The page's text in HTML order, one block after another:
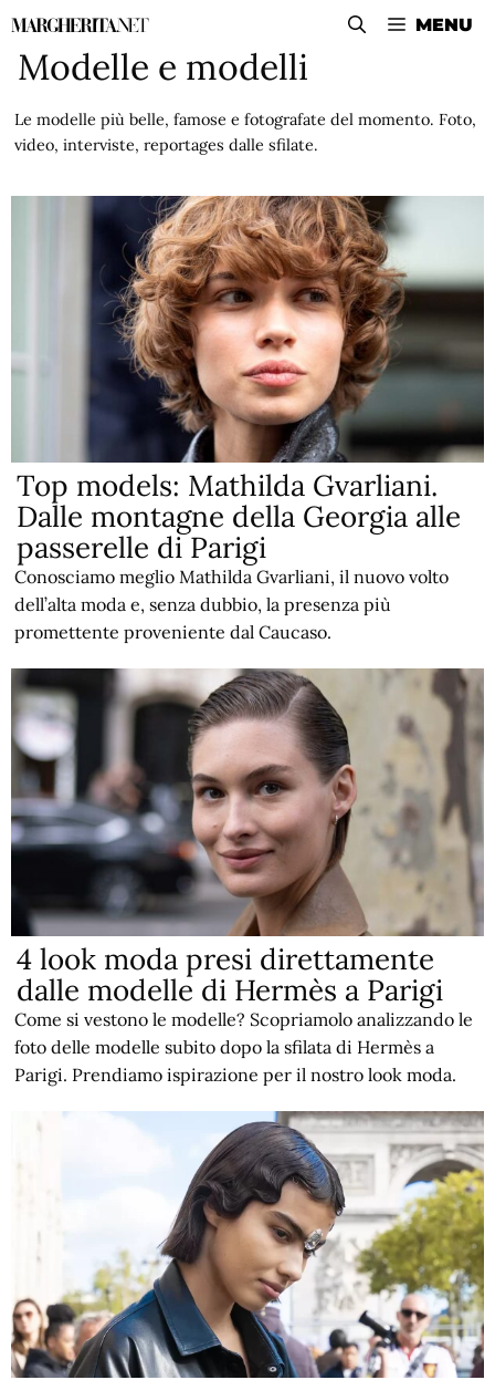
Vai
contenuto
MENU
Modelle e modelli
Le modelle più belle, famose e fotografate del momento. Foto,
video, interviste, reportages dalle sfilate.
Top models: Mathilda Gvarliani.
Dalle montagne della Georgia alle
passerelle di Parigi
Conosciamo meglio Mathilda Gvarliani, il nuovo volto
dell’alta moda e, senza dubbio, la presenza più
promettente proveniente dal Caucaso.
4 look moda presi direttamente
dalle modelle di Hermès a Parigi
Come si vestono le modelle? Scopriamolo analizzando le
foto delle modelle subito dopo la sfilata di Hermès a
Parigi. Prendiamo ispirazione per il nostro look moda.